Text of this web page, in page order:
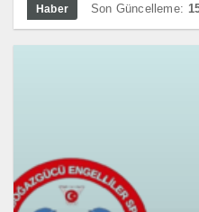
Haber Son Güncelleme: